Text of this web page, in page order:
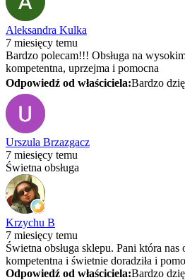
Aleksandra Kulka
7 miesięcy temu
Bardzo polecam!!! Obsługa na
kompetentna, uprzejma i pomocna
Odpowiedź od właściciela:Bardzo
Urszula Brzazgacz
7 miesięcy temu
Świetna obsługa
Krzychu B
7 miesięcy temu
Świetna obsługa sklepu. Pani która nas
kompetentna i świetnie doradziła i
Odpowiedź od właściciela:Bardzo